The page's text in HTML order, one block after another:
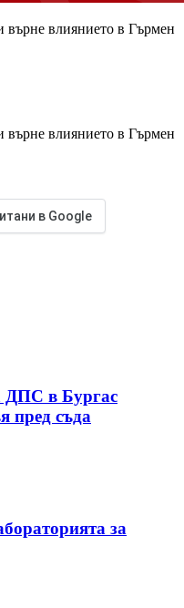
влиянието в Гърмен
влиянието в Гърмен
в Google
ДПС в Бургас
пред съда
за